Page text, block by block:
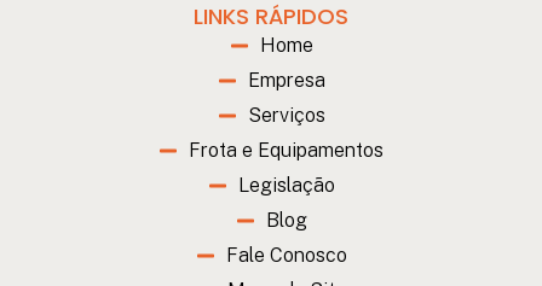
LINKS RÁPIDOS
Home
Empresa
Serviços
Frota e Equipamentos
Legislação
Blog
Fale Conosco